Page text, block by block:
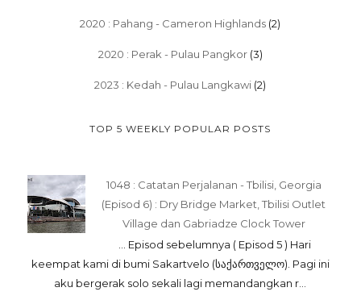
2020 : Pahang - Cameron Highlands (2)
2020 : Perak - Pulau Pangkor (3)
2023 : Kedah - Pulau Langkawi (2)
TOP 5 WEEKLY POPULAR POSTS
1048 : Catatan Perjalanan - Tbilisi, Georgia
(Episod 6) : Dry Bridge Market, Tbilisi Outlet
Village dan Gabriadze Clock Tower
... Episod sebelumnya ( Episod 5 ) Hari
keempat kami di bumi Sakartvelo (საქართველო). Pagi ini
aku bergerak solo sekali lagi memandangkan r...